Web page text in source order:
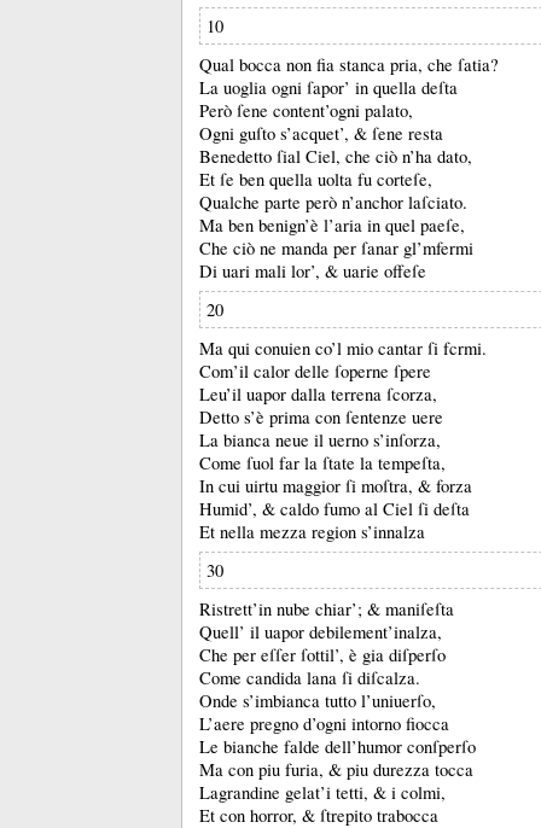
10
Qual bocca non fia stanca pria, che ſatia?
La uoglia ogni ſapor’ in quella deſta
Però ſene content’ogni palato,
Ogni guſto s’acquet’, & ſene resta
Benedetto ſial Ciel, che ciò n’ha dato,
Et ſe ben quella uolta fu corteſe,
Qualche parte però n’anchor laſciato.
Ma ben benign’è l’aria in quel paeſe,
Che ciò ne manda per ſanar gl’mfermi
Di uari mali lor’, & uarie offeſe
20
Ma qui conuien co’l mio cantar ſi fcrmi.
Com’il calor delle ſoperne ſpere
Leu’il uapor dalla terrena ſcorza,
Detto s’è prima con ſentenze uere
La bianca neue il uerno s’inſorza,
Come ſuol far la ſtate la tempeſta,
In cui uirtu maggior ſi moſtra, & forza
Humid’, & caldo fumo al Ciel ſi deſta
Et nella mezza region s’innalza
30
Ristrett’in nube chiar’; & maniſeſta
Quell’ il uapor debilement’inalza,
Che per eſſer ſottil’, è gia diſperſo
Come candida lana ſi diſcalza.
Onde s’imbianca tutto l’uniuerſo,
L’aere pregno d’ogni intorno fiocca
Le bianche falde dell’humor conſperſo
Ma con piu furia, & piu durezza tocca
Lagrandine gelat’i tetti, & i colmi,
Et con horror, & ſtrepito trabocca